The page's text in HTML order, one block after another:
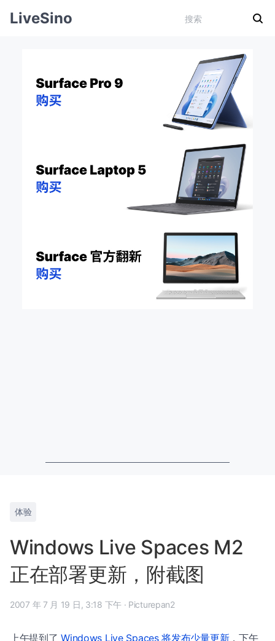
LiveSino
体验
Windows Live Spaces M2
正在部署更新，附截图
2007 年 7 月 19 日, 3:18 下午 · Picturepan2
上午提到了Windows Live Spaces 将发布少量更新，下午